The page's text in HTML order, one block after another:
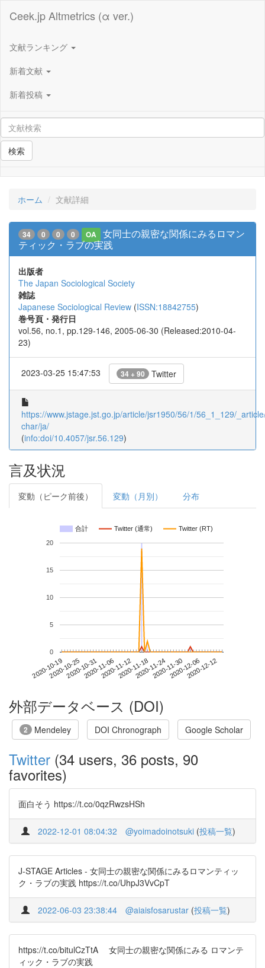
Ceek.jp Altmetrics (α ver.)
文献ランキング
新着文献
新着投稿
検索
ホーム 文献詳細
34 0 0 0 OA
女同士の親密な関係にみるロマン
ティック・ラブの実践
出版者
The Japan Sociological Society
雑誌
Japanese Sociological Review (ISSN:18842755)
巻号頁・発行日
vol.56, no.1, pp.129-146, 2005-06-30 (Released:2010-04-
23)
2023-03-25 15:47:53 34 + 90 Twitter
https://www.jstage.jst.go.jp/article/jsr1950/56/1/56_1_129/
char/ja/
(info:doi/10.4057/jsr.56.129)
言及状況
変動（ピーク前後） 変動（月別） 分布
合計 Twitter (通常) Twitter (RT)
2020-10-192020-10-252020-10-312020-11-062020-11-122020-11-182020-11-242020-11-302020-12-062020-12-12
0
5
10
15
20
外部データベース (DOI)
2 Mendeley DOI Chronograph Google Scholar
Twitter (34 users, 36 posts, 90
favorites)
面白そう https://t.co/0qzRwzsHSh
2022-12-01 08:04:32 @yoimadoinotsuki (投稿一覧)
J-STAGE Articles - 女同士の親密な関係にみるロマンティッ
ク・ラブの実践 https://t.co/UhpJ3VvCpT
2022-06-03 23:38:44 @aiaisfosarustar (投稿一覧)
https://t.co/bitulCzTtA 女同士の親密な関係にみる ロマンテ
ィック・ラブの実践